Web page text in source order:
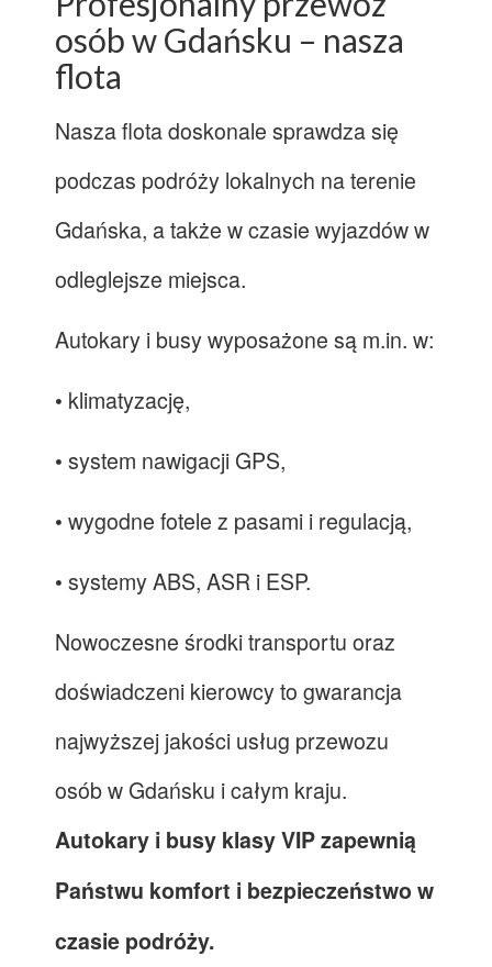
osób w Gdańsku – nasza
flota
Nasza flota doskonale sprawdza się
podczas podróży lokalnych na terenie
Gdańska, a także w czasie wyjazdów w
odleglejsze miejsca.
Autokary i busy wyposażone są m.in. w:
• klimatyzację,
• system nawigacji GPS,
• wygodne fotele z pasami i regulacją,
• systemy ABS, ASR i ESP.
Nowoczesne środki transportu oraz
doświadczeni kierowcy to gwarancja
najwyższej jakości usług przewozu
osób w Gdańsku i całym kraju.
Autokary i busy klasy VIP zapewnią
Państwu komfort i bezpieczeństwo w
czasie podróży.